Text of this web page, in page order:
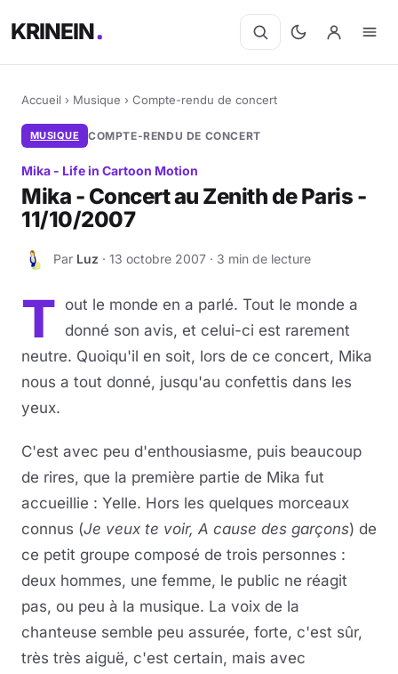
KRINEIN
Accueil › Musique › Compte-rendu de concert
MUSIQUE COMPTE-RENDU DE CONCERT
Mika - Life in Cartoon Motion
Mika - Concert au Zenith de Paris -
11/10/2007
L Par Luz · 13 octobre 2007 · 3 min de lecture
T out le monde en a parlé. Tout le monde a
donné son avis, et celui-ci est rarement
neutre. Quoiqu'il en soit, lors de ce concert, Mika
nous a tout donné, jusqu'au confettis dans les
yeux.
C'est avec peu d'enthousiasme, puis beaucoup
de rires, que la première partie de Mika fut
accueillie : Yelle. Hors les quelques morceaux
connus (Je veux te voir, A cause des garçons) de
ce petit groupe composé de trois personnes :
deux hommes, une femme, le public ne réagit
pas, ou peu à la musique. La voix de la
chanteuse semble peu assurée, forte, c'est sûr,
très très aiguë, c'est certain, mais avec